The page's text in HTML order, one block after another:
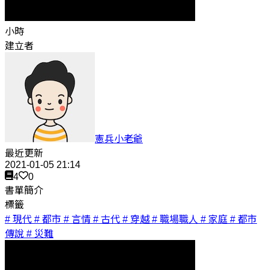
小時
建立者
憲兵小老爺
最近更新
2021-01-05 21:14
4
0
書單簡介
標籤
# 現代 # 都市 # 言情 # 古代 # 穿越# 職場職人 # 家庭 # 都市
傳說 # 災難